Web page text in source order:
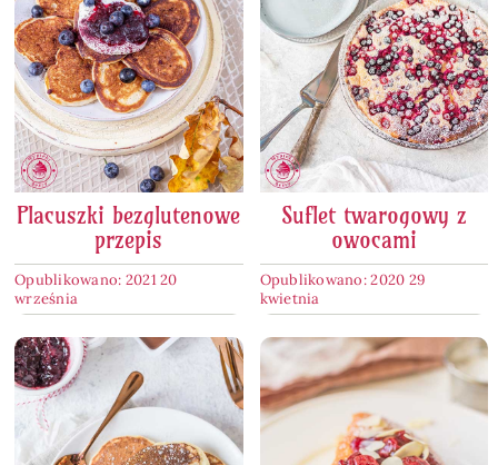
Placuszki bezglutenowe
przepis
Opublikowano: 2021 20
września
Suflet twarogowy z
owocami
Opublikowano: 2020 29
kwietnia